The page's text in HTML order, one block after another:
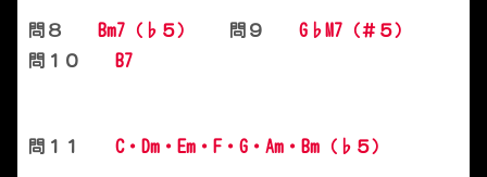
問８ Bm7（♭５） 問９ G♭M7（＃５）
問１０
B7
問１１ C・Dm・Em・F・G・Am・Bm（♭５）